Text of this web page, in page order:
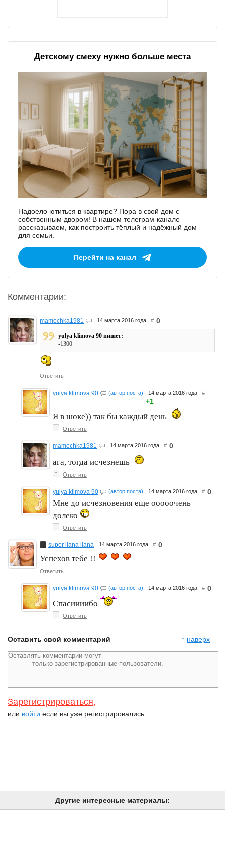
Детскому смеху нужно больше места
Надоело ютиться в квартире? Пора в свой дом с
собственным двором! В нашем телеграм-канале
рассказываем, как построить тёплый и надёжный дом
для семьи.
Перейти на канал
Комментарии:
mamochka1981 14 марта 2016 года # 0
yulya klimova 90 пишет:
-1300
Ответить
yulya klimova 90 (автор поста) 14 марта 2016 года #
+1
Я в шоке)) так бы каждый день
↑ Ответить
mamochka1981 14 марта 2016 года # 0
ага, тогда исчезнешь
↑ Ответить
yulya klimova 90 (автор поста) 14 марта 2016 года # 0
Мне до исчезновения еще ооооочень
долеко
↑ Ответить
super liana liana 14 марта 2016 года # 0
Успехов тебе !!
Ответить
yulya klimova 90 (автор поста) 14 марта 2016 года # 0
Спасиииибо
↑ Ответить
↑ наверх
Оставить свой комментарий
Зарегистрироваться,
или войти если вы уже регистрировались.
Другие интересные материалы: